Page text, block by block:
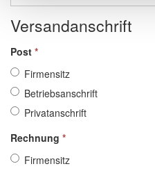
Versandanschrift
Post *
Firmensitz
Betriebsanschrift
Privatanschrift
Rechnung *
Firmensitz